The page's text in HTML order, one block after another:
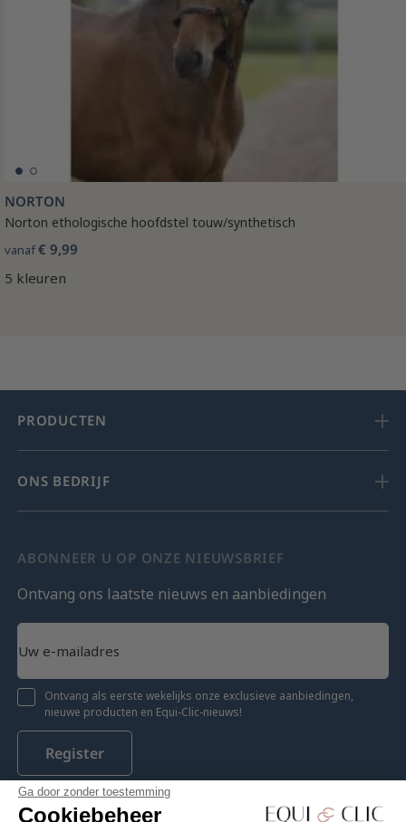
Ga door zonder toestemming
Cookiebeheer
NORTON
Norton ethologische hoofdstel touw/synthetisch
vanaf€ 9,99
5 kleuren
PRODUCTEN
ONS BEDRIJF
ABONNEER U OP ONZE NIEUWSBRIEF
Ontvang ons laatste nieuws en aanbiedingen
Ontvang als eerste wekelijks onze exclusieve aanbiedingen,
nieuwe producten en Equi-Clic-nieuws!
Register